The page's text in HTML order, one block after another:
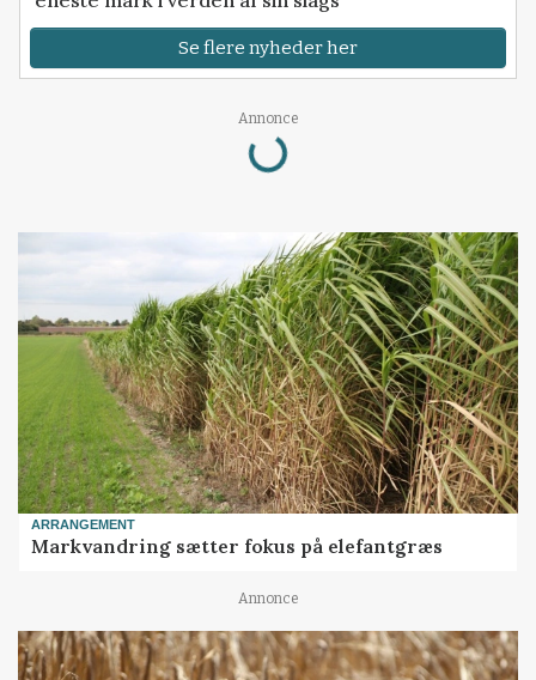
Se flere nyheder her
Annonce
Loading...
ARRANGEMENT
Markvandring sætter fokus på elefantgræs
Annonce